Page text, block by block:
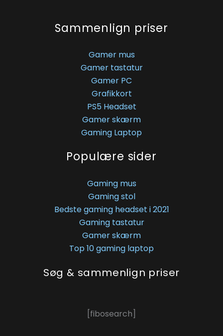
Sammenlign priser
Gamer mus
Gamer tastatur
Gamer PC
Grafikkort
PS5 Headset
Gamer skærm
Gaming Laptop
Populære sider
Gaming mus
Gaming stol
Bedste gaming headset i 2021
Gaming tastatur
Gamer skærm
Top 10 gaming laptop
Søg & sammenlign priser
[fibosearch]